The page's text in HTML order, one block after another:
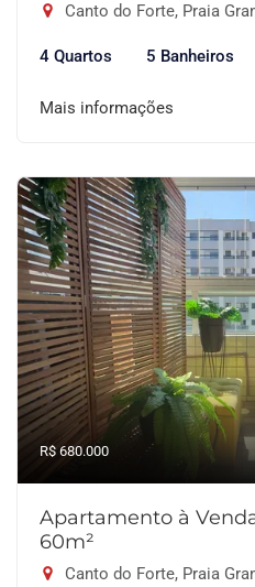
Canto do Forte, Praia
4 Quartos 5 Banheiros
Mais informações
R$ 680.000
Apartamento à
60m²
Canto do Forte, Praia